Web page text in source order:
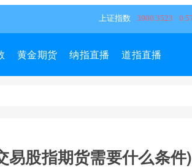
黄金期货 纳指直播 道指直播
易股指期货需要什么条件)